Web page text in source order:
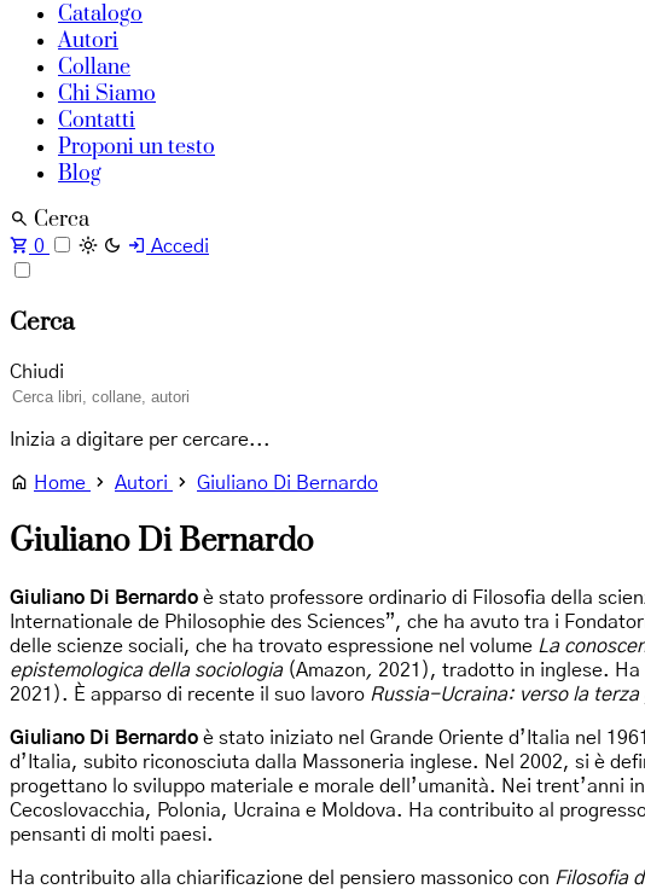
Catalogo
Autori
Collane
Chi Siamo
Contatti
Proponi un testo
Blog
Cerca
0 Accedi
Cerca
Chiudi
Inizia a digitare per cercare...
Home Autori Giuliano Di Bernardo
Giuliano Di Bernardo
Giuliano Di Bernardo è stato professore ordinario di Filosofia della
Internationale de Philosophie des Sciences”, che ha avuto tra i
delle scienze sociali, che ha trovato espressione nel volume La
epistemologica della sociologia (Amazon, 2021), tradotto in inglese. Ha
2021). È apparso di recente il suo lavoro Russia-Ucraina: verso la
Giuliano Di Bernardo è stato iniziato nel Grande Oriente d’Italia nel
d’Italia, subito riconosciuta dalla Massoneria inglese. Nel 2002, si è
progettano lo sviluppo materiale e morale dell’umanità. Nei trent’anni
Cecoslovacchia, Polonia, Ucraina e Moldova. Ha contribuito al
pensanti di molti paesi.
Ha contribuito alla chiarificazione del pensiero massonico con Filosofia